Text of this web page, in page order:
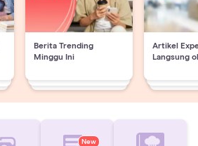
Berita Trending
Minggu Ini
Artikel
Langsung
New